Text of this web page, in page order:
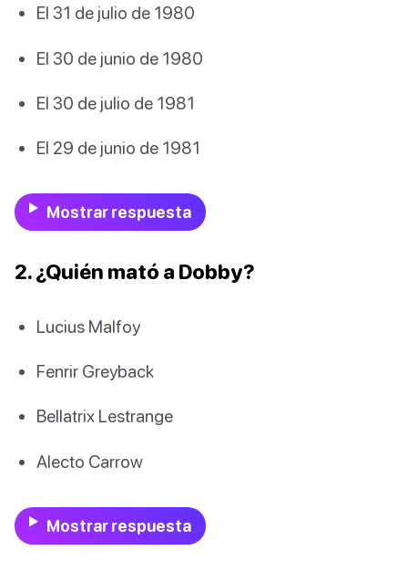
El 31 de julio de 1980
El 30 de junio de 1980
El 30 de julio de 1981
El 29 de junio de 1981
Mostrar respuesta
2. ¿Quién mató a Dobby?
Lucius Malfoy
Fenrir Greyback
Bellatrix Lestrange
Alecto Carrow
Mostrar respuesta